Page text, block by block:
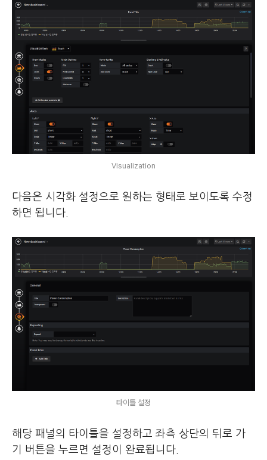
Visualization
다음은 시각화 설정으로 원하는 형태로 보이도록 수정
하면 됩니다.
타이틀 설정
해당 패널의 타이틀을 설정하고 좌측 상단의 뒤로 가
기 버튼을 누르면 설정이 완료됩니다.